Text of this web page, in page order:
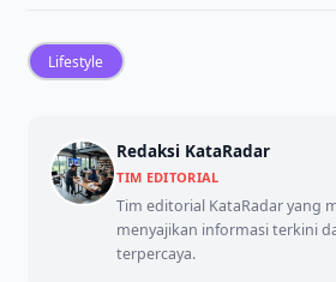
Lifestyle
Redaksi KataRadar
TIM EDITORIAL
Tim editorial KataRadar yang
menyajikan informasi terkini
terpercaya.